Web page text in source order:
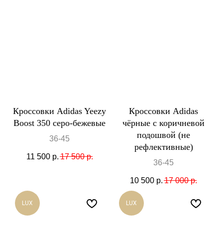
Кроссовки Adidas Yeezy
Boost 350 серо-бежевые
36-45
11 500 р. 17 500 р.
Кроссовки Adidas
чёрные с коричневой
подошвой (не
рефлективные)
36-45
10 500 р. 17 000 р.
LUX LUX